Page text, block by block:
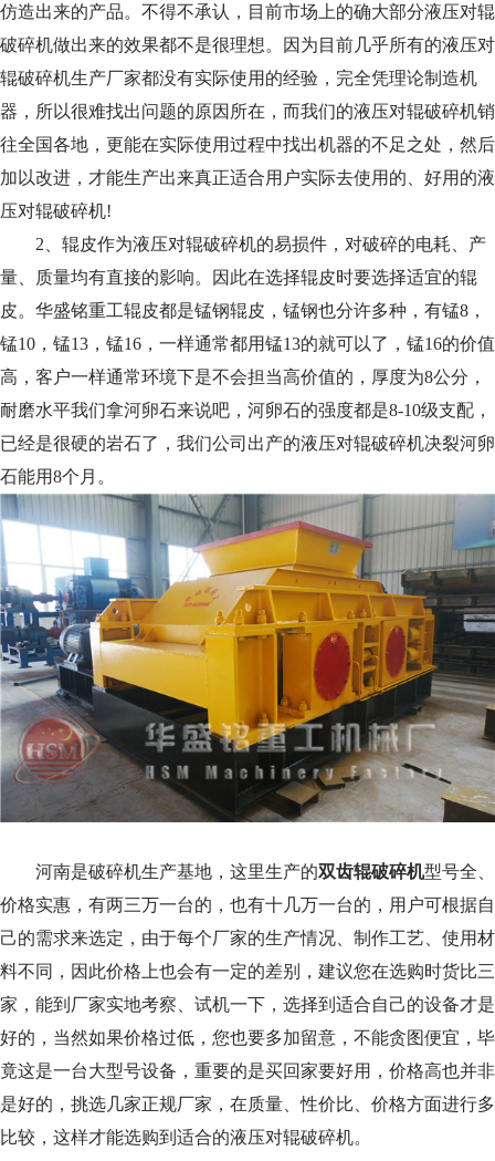
仿造出来的产品。不得不承认，目前市场上的确大部分液压对辊
破碎机做出来的效果都不是很理想。因为目前几乎所有的液压对
辊破碎机生产厂家都没有实际使用的经验，完全凭理论制造机
器，所以很难找出问题的原因所在，而我们的液压对辊破碎机销
往全国各地，更能在实际使用过程中找出机器的不足之处，然后
加以改进，才能生产出来真正适合用户实际去使用的、好用的液
压对辊破碎机!
2、辊皮作为液压对辊破碎机的易损件，对破碎的电耗、产
量、质量均有直接的影响。因此在选择辊皮时要选择适宜的辊
皮。华盛铭重工辊皮都是锰钢辊皮，锰钢也分许多种，有锰8，
锰10，锰13，锰16，一样通常都用锰13的就可以了，锰16的价值
高，客户一样通常环境下是不会担当高价值的，厚度为8公分，
耐磨水平我们拿河卵石来说吧，河卵石的强度都是8-10级支配，
已经是很硬的岩石了，我们公司出产的液压对辊破碎机决裂河卵
石能用8个月。
河南是破碎机生产基地，这里生产的双齿辊破碎机型号全、
价格实惠，有两三万一台的，也有十几万一台的，用户可根据自
己的需求来选定，由于每个厂家的生产情况、制作工艺、使用材
料不同，因此价格上也会有一定的差别，建议您在选购时货比三
家，能到厂家实地考察、试机一下，选择到适合自己的设备才是
好的，当然如果价格过低，您也要多加留意，不能贪图便宜，毕
竟这是一台大型号设备，重要的是买回家要好用，价格高也并非
是好的，挑选几家正规厂家，在质量、性价比、价格方面进行多
比较，这样才能选购到适合的液压对辊破碎机。